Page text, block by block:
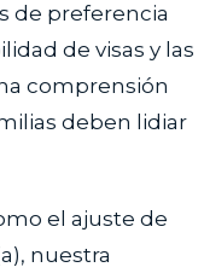
de preferencia
de visas y las
comprensión
deben lidiar
el ajuste de
nuestra